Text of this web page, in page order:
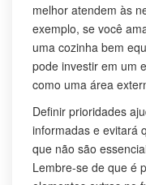
melhor atendem às
exemplo, se você
uma cozinha bem
pode investir em um
como uma área
Definir prioridades
informadas e evitará
que não são
Lembre-se de que é